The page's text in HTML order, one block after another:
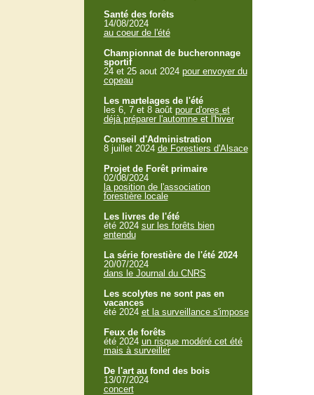
Santé des forêts
14/08/2024
au coeur de l'été
Championnat de bucheronnage
sportif
24 et 25 aout 2024 pour envoyer du
copeau
Les martelages de l'été
les 6, 7 et 8 août pour d'ores et
déjà préparer l'automne et l'hiver
Conseil d'Administration
8 juillet 2024 de Forestiers d'Alsace
Projet de Forêt primaire
02/08/2024
la position de l'association
forestière locale
Les livres de l'été
été 2024 sur les forêts bien
entendu
La série forestière de l'été 2024
20/07/2024
dans le Journal du CNRS
Les scolytes ne sont pas en
vacances
été 2024 et la surveillance s'impose
Feux de forêts
été 2024 un risque modéré cet été
mais à surveiller
De l'art au fond des bois
13/07/2024
concert